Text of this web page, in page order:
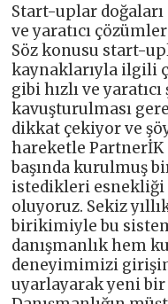
Start-uplar
ve yaratıcı
Söz konusu start-
kaynaklarıyla ilgili
gibi hızlı ve
kavuşturulması
dikkat çekiyor ve
hareketle PartnerİK
başında kurulmuş
istedikleri esnekliği
oluyoruz. Sekiz
birikimiyle bu
danışmanlık hem
deneyimimizi
uyarlayarak yeni bir